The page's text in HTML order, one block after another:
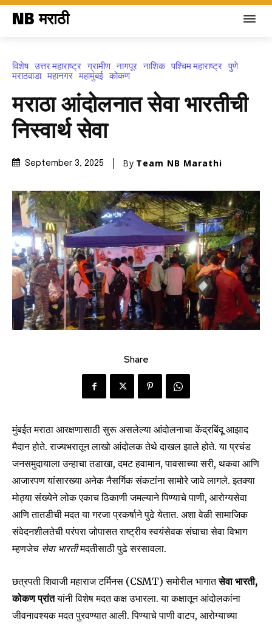
NB मराठी
विशेष उत्तर महाराष्ट्र ग्रामीण नागपूर नाशिक पश्चिम महाराष्ट्र पुणे
मराठवाडा महानगर महामुंबई कोकण
मराठा आंदोलनात सेवा भारतीची
निस्वार्थ सेवा
September 3, 2025 By Team NB Marathi
Share
मुंबईत मराठा आरक्षणासाठी सुरू असलेल्या आंदोलनाचा केंद्रबिंदू आझाद
मैदान होते. राज्यभरातून लाखो आंदोलक तेथे दाखल झाले होते. या प्रचंड
जनसमुदायाला उन्हाचा तडाखा, दमट हवामान, पावसाच्या सरी, थकवा आणि
आजारपण यांसारख्या अनेक नैसर्गिक संकटांना सामोरे जावे लागले. इतक्या
मोठ्या संख्येने लोक एकाच ठिकाणी जमल्याने पिण्याचे पाणी, आरोग्यसेवा
आणि तातडीची मदत या गरजा प्रकर्षाने पुढे येतात. अशा वेळी सामाजिक
संवेदनशीलतेची परंपरा जोपासत राष्ट्रीय स्वयंसेवक संघाचा सेवा विभाग
म्हणजेच सेवा भारतीमदतीसाठी पुढे सरसावला.
छत्रपती शिवाजी महाराज टर्मिनस (CSMT) समोरील भागातसेवा भारती,
कोकण प्रांतयांनी विशेष मदत कक्ष उभारला. या कक्षातून आंदोलकांना
जीवनावश्यक मदत पुरवण्यात आली. पिण्याचे पाणी वाटप, आरोग्याच्या